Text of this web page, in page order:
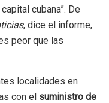
cubana”. De
, dice el informe,
peor que las
localidades en
con el suministro de